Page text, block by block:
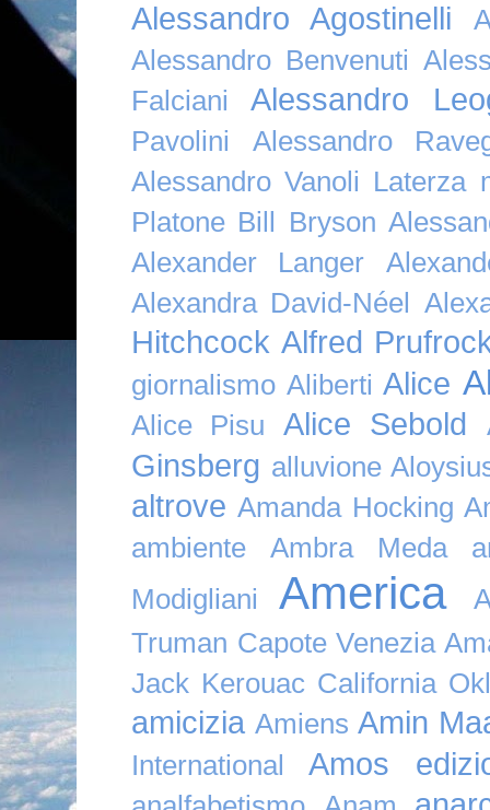
Alessandro Agostinelli
Alessandro Benvenuti
Falciani
Alessandro
Pavolini
Alessandro
Alessandro Vanoli Laterza
Platone Bill Bryson
Alexander Langer
Alexandra David-Néel
Hitchcock Alfred
giornalismo Aliberti Alice
Alice Pisu Alice Sebold
Ginsberg alluvione
altrove Amanda Hocking
ambiente
Ambra Meda
Modigliani
America
Truman Capote Venezia
Jack Kerouac California
amicizia Amiens Amin
International Amos